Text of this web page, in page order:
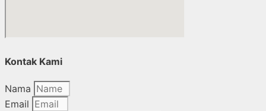
Kontak Kami
Nama
Email